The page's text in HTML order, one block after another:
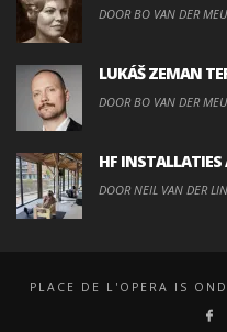
DOOR BO VAN DER
LUKÁŠ ZEMAN
DOOR BO VAN DER
HF INSTALLATIES
DOOR NEIL VAN DER
PLACE DE L'OPERA IS